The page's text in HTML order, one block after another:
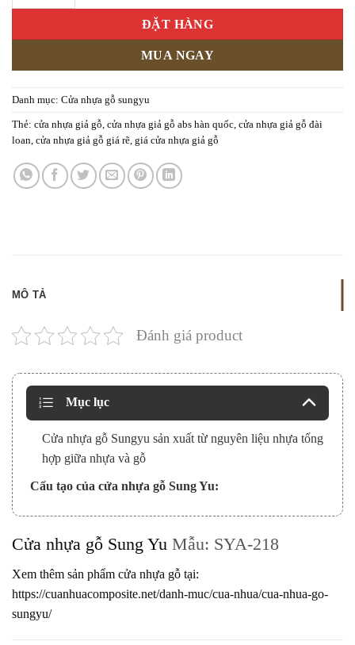
ĐẶT HÀNG
MUA NGAY
Danh mục: Cửa nhựa gỗ sungyu
Thẻ: cửa nhựa giả gỗ, cửa nhựa giả gỗ abs hàn quốc, cửa nhựa giả gỗ đài
loan, cửa nhựa giả gỗ giá rẽ, giá cửa nhựa giả gỗ
MÔ TẢ
Đánh giá product
Mục lục
Cửa nhựa gỗ Sungyu sản xuất từ nguyên liệu nhựa tổng
hợp giữa nhựa và gỗ
Cấu tạo của cửa nhựa gỗ Sung Yu:
Cửa nhựa gỗ Sung Yu Mẫu: SYA-218
Xem thêm sản phẩm cửa nhựa gỗ tại:
https://cuanhuacomposite.net/danh-muc/cua-nhua/cua-nhua-go-
sungyu/